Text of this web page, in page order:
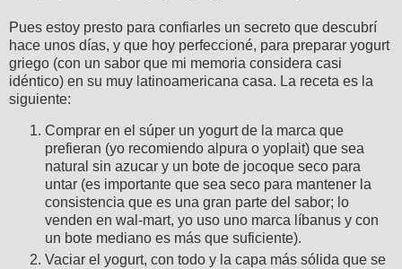
Pues estoy presto para confiarles un secreto que descubrí
hace unos días, y que hoy perfeccioné, para preparar yogurt
griego (con un sabor que mi memoria considera casi
idéntico) en su muy latinoamericana casa. La receta es la
siguiente:
Comprar en el súper un yogurt de la marca que
prefieran (yo recomiendo alpura o yoplait) que sea
natural sin azucar y un bote de jocoque seco para
untar (es importante que sea seco para mantener la
consistencia que es una gran parte del sabor; lo
venden en wal-mart, yo uso uno marca líbanus y con
un bote mediano es más que suficiente).
Vaciar el yogurt, con todo y la capa más sólida que se